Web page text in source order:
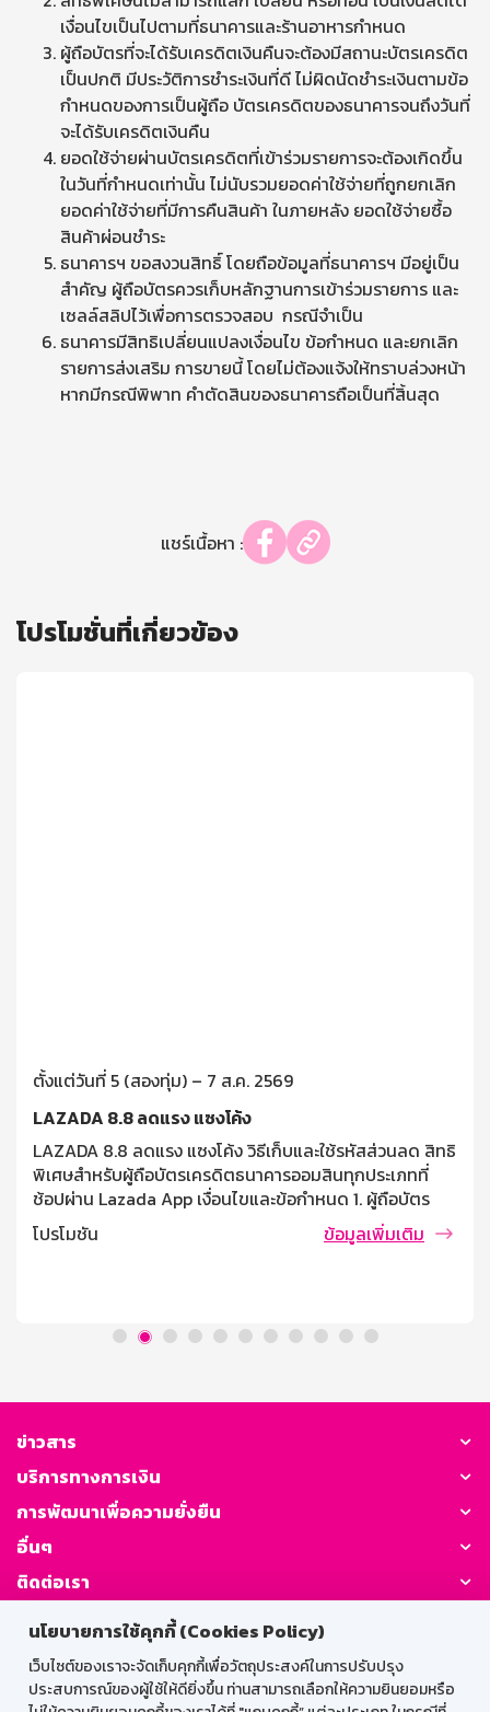
นโยบายการใช้คุกกี้ (Cookies Policy)
เว็บไซต์ของเราจะจัดเก็บคุกกี้เพื่อวัตถุประสงค์ในการปรับปรุง
ประสบการณ์ของผู้ใช้ให้ดียิ่งขึ้น ท่านสามารถเลือกให้ความยินยอมหรือ
เงื่อนไขเป็นไปตามที่ธนาคารและร้านอาหารกำหนด
ผู้ถือบัตรที่จะได้รับเครดิตเงินคืนจะต้องมีสถานะบัตรเครดิต
เป็นปกติ มีประวัติการชำระเงินที่ดี ไม่ผิดนัดชำระเงินตามข้อ
กำหนดของการเป็นผู้ถือ บัตรเครดิตของธนาคารจนถึงวันที่
จะได้รับเครดิตเงินคืน
ยอดใช้จ่ายผ่านบัตรเครดิตที่เข้าร่วมรายการจะต้องเกิดขึ้น
ในวันที่กำหนดเท่านั้น ไม่นับรวมยอดค่าใช้จ่ายที่ถูกยกเลิก
ยอดค่าใช้จ่ายที่มีการคืนสินค้า ในภายหลัง ยอดใช้จ่ายซื้อ
สินค้าผ่อนชำระ
ธนาคารฯ ขอสงวนสิทธิ์ โดยถือข้อมูลที่ธนาคารฯ มีอยู่เป็น
สำคัญ ผู้ถือบัตรควรเก็บหลักฐานการเข้าร่วมรายการ และ
เซลล์สลิปไว้เพื่อการตรวจสอบ กรณีจำเป็น
ธนาคารมีสิทธิเปลี่ยนแปลงเงื่อนไข ข้อกำหนด และยกเลิก
รายการส่งเสริม การขายนี้ โดยไม่ต้องแจ้งให้ทราบล่วงหน้า
หากมีกรณีพิพาท คำตัดสินของธนาคารถือเป็นที่สิ้นสุด
แชร์เนื้อหา :
โปรโมชั่นที่เกี่ยวข้อง
ตั้งแต่วันที่ 5 (สองทุ่ม) – 7 ส.ค. 2569
LAZADA 8.8 ลดแรง แซงโค้ง
LAZADA 8.8 ลดแรง แซงโค้ง วิธีเก็บและใช้รหัสส่วนลด สิทธิ
พิเศษสำหรับผู้ถือบัตรเครดิตธนาคารออมสินทุกประเภทที่
ช้อปผ่าน Lazada App เงื่อนไขและข้อกำหนด 1. ผู้ถือบัตร
เครดิตธนาคารออมสิน ที่ช้อปผ่าน Lazada App รับส่วนลด
250 บาท ต่อคำสั่งซื้อ เมื่อช้อปซื้อสินค้าที่ร่วมรายการครบ
เงินเท่านั้น 4. ลูกค้าสามารถสะสมยอดการใช้ต่างร้านค้าได้
ถูกปล่อยตั้งแต่วันที่ 5 (10.00 น.) – 7 (19.59 น.) สิงหาคม
2569 และสามารถใช้ได้ตั้งแต่วันที่ 7 [...]
โปรโมชัน ข้อมูลเพิ่มเติม
ข่าวสาร
บริการทางการเงิน
การพัฒนาเพื่อความยั่งยืน
อื่นๆ
ติดต่อเรา
GSB Society: